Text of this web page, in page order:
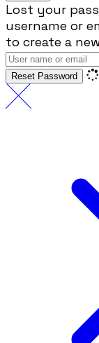
Lost your
username or
to create a
Reset Password